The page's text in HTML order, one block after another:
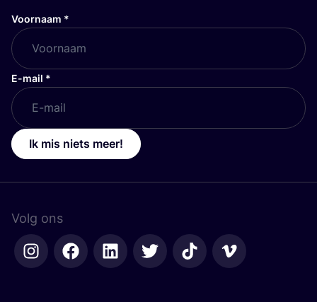
Voornaam *
E-mail *
Ik mis niets meer!
Volg ons